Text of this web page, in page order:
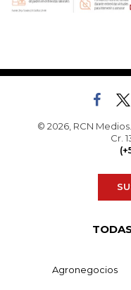
© 2026, RCN
Cr.
Agronegocios